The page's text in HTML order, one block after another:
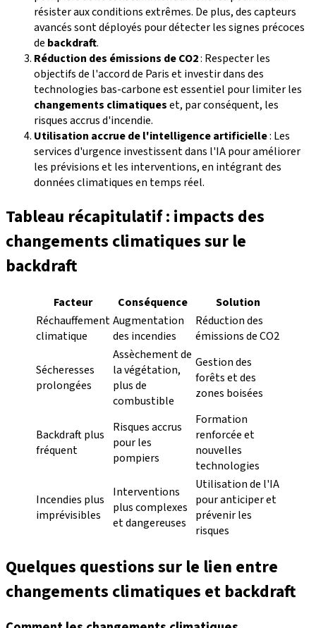
résister aux conditions extrêmes. De plus, des capteurs
avancés sont déployés pour détecter les signes précoces
de backdraft.
Réduction des émissions de CO2: Respecter les
objectifs de l'accord de Paris et investir dans des
technologies bas-carbone est essentiel pour limiter les
changements climatiqueset, par conséquent, les
risques accrus d'incendie.
Utilisation accrue de l'intelligence artificielle: Les
services d'urgence investissent dans l'IA pour améliorer
les prévisions et les interventions, en intégrant des
données climatiques en temps réel.
Tableau récapitulatif : impacts des
changements climatiques sur le
backdraft
Facteur Conséquence
Solution
Réchauffement
climatique
Augmentation
des incendies
Réduction des
émissions de CO2
Sécheresses
prolongées
Assèchement de
la végétation,
plus de
combustible
Gestion des
forêts et des
zones boisées
Backdraft plus
fréquent
Risques accrus
pour les
pompiers
Formation
renforcée et
nouvelles
technologies
Incendies plus
imprévisibles
Interventions
plus complexes
et dangereuses
Utilisation de l'IA
pour anticiper et
prévenir les
risques
Quelques questions sur le lien entre
changements climatiques et backdraft